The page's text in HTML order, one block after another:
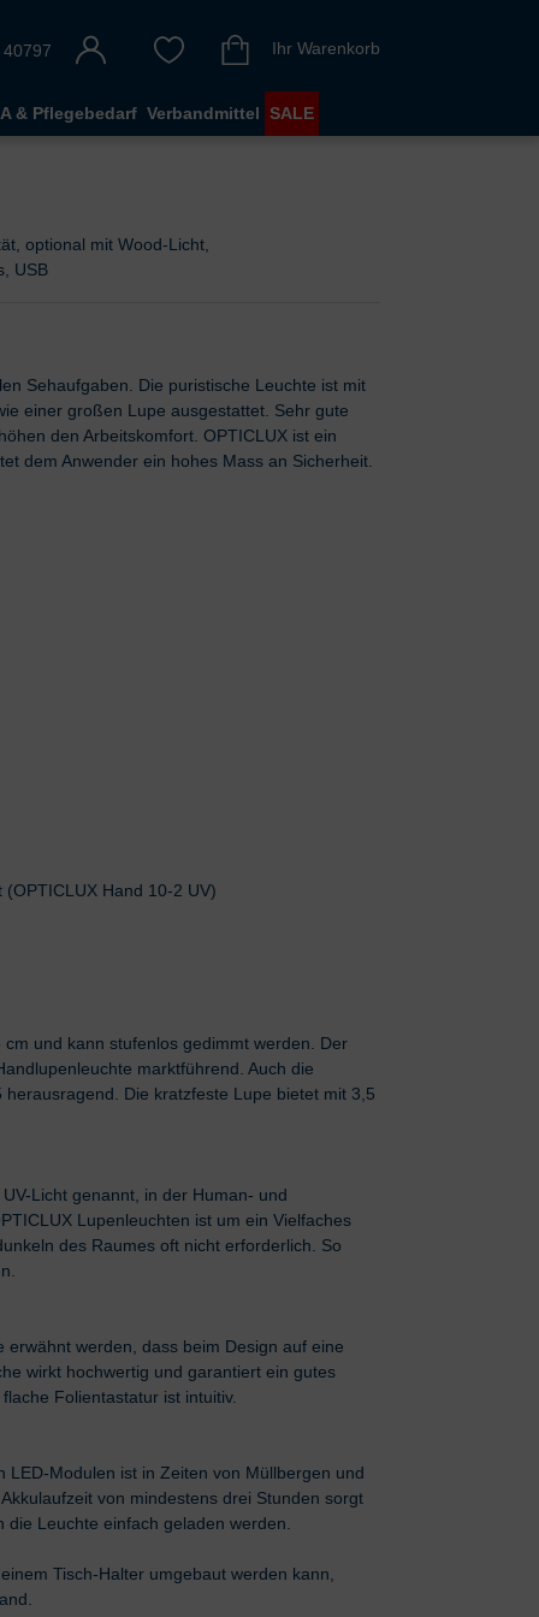
Ihr Warenkorb
& Pflegebedarf Verbandmittel SALE
optional mit Wood-Licht,
USB
Sehaufgaben. Die puristische Leuchte ist mit
einer großen Lupe ausgestattet. Sehr gute
den Arbeitskomfort. OPTICLUX ist ein
dem Anwender ein hohes Mass an Sicherheit.
Hand 10-2 UV)
und kann stufenlos gedimmt werden. Der
marktführend. Auch die
Die kratzfeste Lupe bietet mit 3,5
Licht genannt, in der Human- und
Lupenleuchten ist um ein Vielfaches
des Raumes oft nicht erforderlich. So
werden, dass beim Design auf eine
wirkt hochwertig und garantiert ein gutes
Folientastatur ist intuitiv.
LED-Modulen ist in Zeiten von Müllbergen und
von mindestens drei Stunden sorgt
Leuchte einfach geladen werden.
Tisch-Halter umgebaut werden kann,